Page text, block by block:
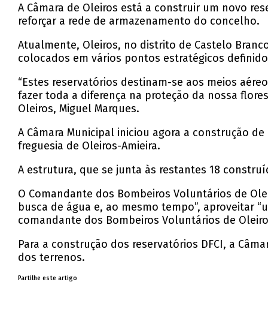
A Câmara de Oleiros está a construir um novo
reforçar a rede de armazenamento do concelho.
Atualmente, Oleiros, no distrito de Castelo
colocados em vários pontos estratégicos
“Estes reservatórios destinam-se aos meios
fazer toda a diferença na proteção da nossa
Oleiros, Miguel Marques.
A Câmara Municipal iniciou agora a construção
freguesia de Oleiros-Amieira.
A estrutura, que se junta às restantes 18
O Comandante dos Bombeiros Voluntários de
busca de água e, ao mesmo tempo”, aproveitar
comandante dos Bombeiros Voluntários de
Para a construção dos reservatórios DFCI, a
dos terrenos.
Partilhe este artigo